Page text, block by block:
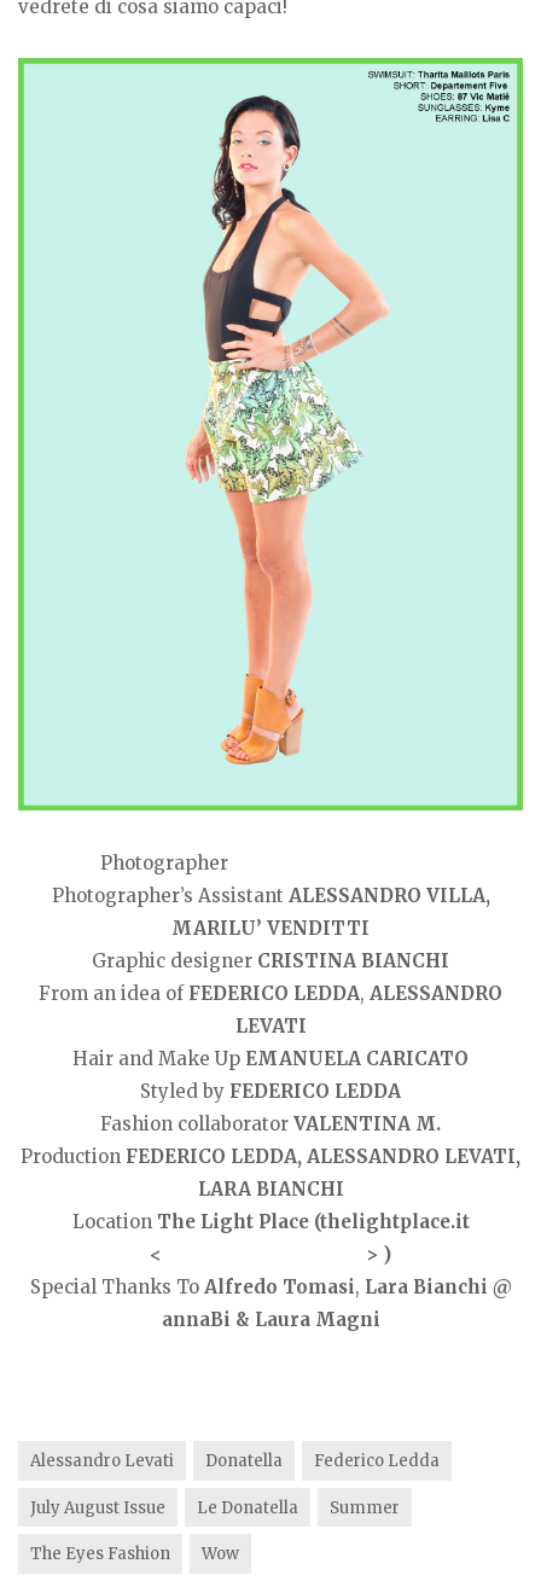
vedrete di cosa siamo capaci!
Photographer
Photographer’s Assistant ALESSANDRO VILLA,
MARILU’ VENDITTI
Graphic designer CRISTINA BIANCHI
From an idea of FEDERICO LEDDA, ALESSANDRO
LEVATI
Hair and Make Up EMANUELA CARICATO
Styled by FEDERICO LEDDA
Fashion collaborator VALENTINA M.
Production FEDERICO LEDDA, ALESSANDRO LEVATI,
LARA BIANCHI
Location The Light Place (thelightplace.it
<
> )
Special Thanks To Alfredo Tomasi, Lara Bianchi @
annaBi & Laura Magni
Alessandro Levati Donatella Federico Ledda
July August Issue Le Donatella Summer
The Eyes Fashion Wow